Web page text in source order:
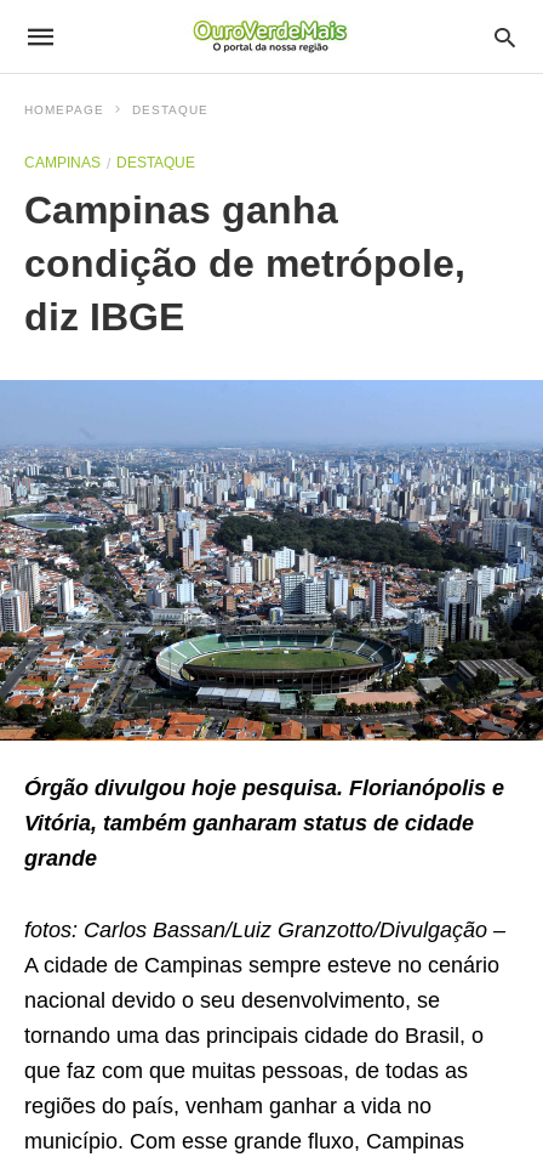
HOMEPAGE DESTAQUE
CAMPINAS DESTAQUE
Campinas ganha
condição de metrópole,
diz IBGE
Órgão divulgou hoje pesquisa. Florianópolis e
Vitória, também ganharam status de cidade
grande
fotos: Carlos Bassan/Luiz Granzotto/Divulgação –
A cidade de Campinas sempre esteve no cenário
nacional devido o seu desenvolvimento, se
tornando uma das principais cidade do Brasil, o
que faz com que muitas pessoas, de todas as
regiões do país, venham ganhar a vida no
município. Com esse grande fluxo, Campinas